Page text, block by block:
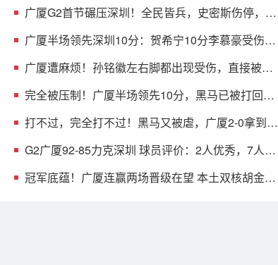
广厦G2首节碾压深圳！全民皆兵，史密斯伤停，贺
广厦半场领先深圳10分：贺希宁10分李慕豪受伤
广厦遭麻烦！孙铭徽左右脚都出现受伤，直接被背
完全被压制！广厦半场领先10分，黑马已被打回原
打不过，完全打不过！黑马又被虐，广厦2-0拿到赛
G2广厦92-85力克深圳 球员评价：2人优秀，7人及
冠军底蕴！广厦连赢两场晋级在望 本土双核胡金秋